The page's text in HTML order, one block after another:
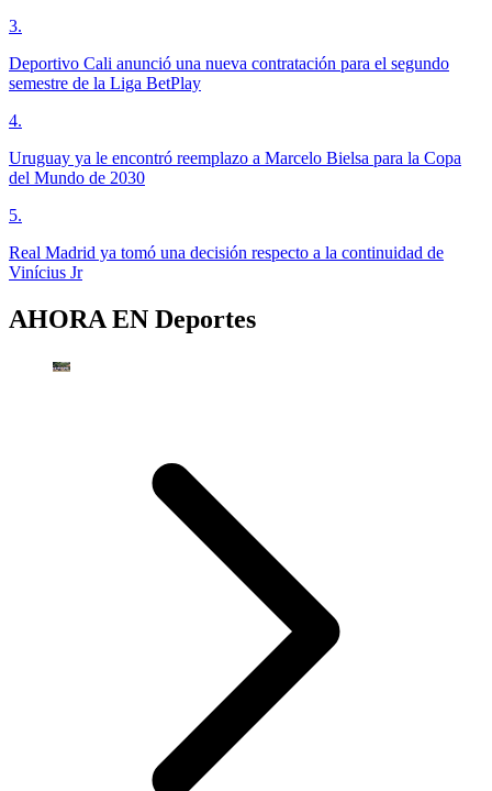
3.
Deportivo Cali anunció una nueva contratación para el segundo
semestre de la Liga BetPlay
4.
Uruguay ya le encontró reemplazo a Marcelo Bielsa para la Copa
del Mundo de 2030
5.
Real Madrid ya tomó una decisión respecto a la continuidad de
Vinícius Jr
AHORA EN Deportes